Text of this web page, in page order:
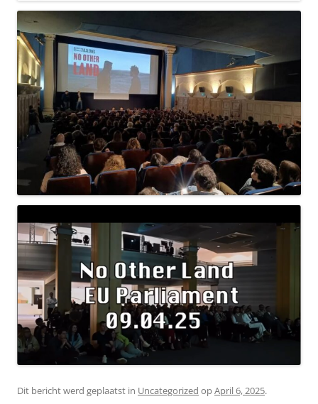
Dit bericht werd geplaatst in Uncategorized opApril 6, 2025.